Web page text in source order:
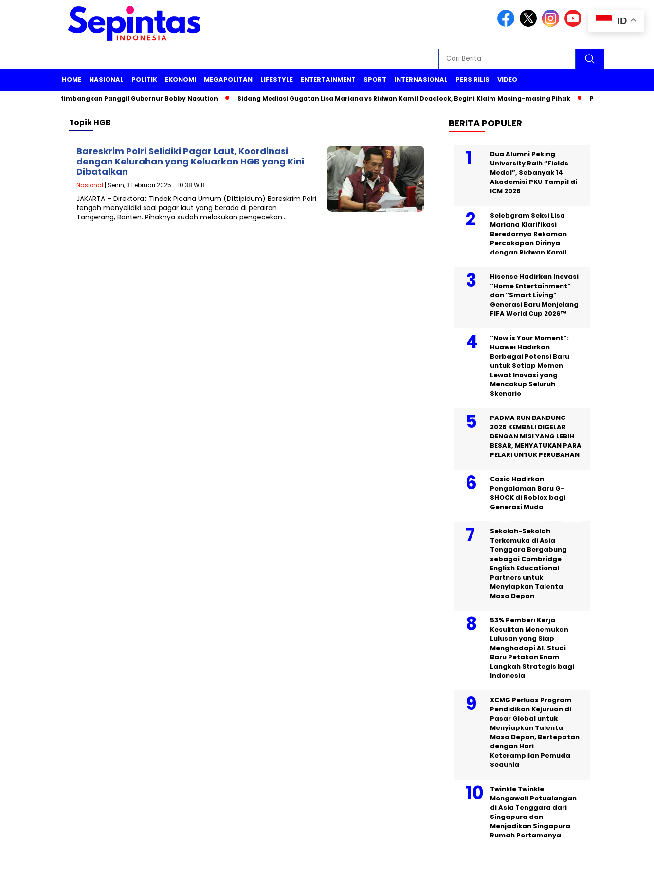
HOME NASIONAL POLITIK EKONOMI MEGAPOLITAN LIFESTYLE ENTERTAINMENT SPORT INTERNASIONAL PERS RILIS VIDEO
KPK Pertimbangkan Panggil Gubernur Bobby Nasution Sidang Mediasi Gugatan Lisa Mariana vs Ridwan Kamil Deadlock, Begini Klaim Masing-masing Pihak Pemeriksaan Wakil
TopikHGB
Bareskrim Polri Selidiki Pagar Laut, Koordinasi
dengan Kelurahan yang Keluarkan HGB yang Kini
Dibatalkan
Nasional | Senin, 3 Februari 2025 - 10:38 WIB
JAKARTA – Direktorat Tindak Pidana Umum (Dittipidum) Bareskrim Polri
tengah menyelidiki soal pagar laut yang berada di perairan
Tangerang, Banten. Pihaknya sudah melakukan pengecekan…
BERITA POPULER
Dua Alumni Peking
University Raih “Fields
Medal”, Sebanyak 14
Akademisi PKU Tampil di
ICM 2026
Selebgram Seksi Lisa
Mariana Klarifikasi
Beredarnya Rekaman
Percakapan Dirinya
dengan Ridwan Kamil
Hisense Hadirkan Inovasi
“Home Entertainment”
dan “Smart Living”
Generasi Baru Menjelang
FIFA World Cup 2026™
“Now is Your Moment”:
Huawei Hadirkan
Berbagai Potensi Baru
untuk Setiap Momen
Lewat Inovasi yang
Mencakup Seluruh
Skenario
PADMA RUN BANDUNG
2026 KEMBALI DIGELAR
DENGAN MISI YANG LEBIH
BESAR, MENYATUKAN PARA
PELARI UNTUK PERUBAHAN
Casio Hadirkan
Pengalaman Baru G-
SHOCK di Roblox bagi
Generasi Muda
Sekolah-Sekolah
Terkemuka di Asia
Tenggara Bergabung
sebagai Cambridge
English Educational
Partners untuk
Menyiapkan Talenta
Masa Depan
53% Pemberi Kerja
Kesulitan Menemukan
Lulusan yang Siap
Menghadapi AI. Studi
Baru Petakan Enam
Langkah Strategis bagi
Indonesia
XCMG Perluas Program
Pendidikan Kejuruan di
Pasar Global untuk
Menyiapkan Talenta
Masa Depan, Bertepatan
dengan Hari
Keterampilan Pemuda
Sedunia
Twinkle Twinkle
Mengawali Petualangan
di Asia Tenggara dari
Singapura dan
Menjadikan Singapura
Rumah Pertamanya
ID